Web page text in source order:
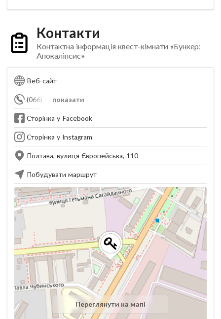
Контакти
Контактна інформація квест-кімнати «Бункер:
Апокаліпсис»
Веб-сайт
показати
(066) 688-00-74
Сторінка у Facebook
Сторінка у Instagram
Полтава, вулиця Європейська, 110
Побудувати маршрут
Переглянути на мапі